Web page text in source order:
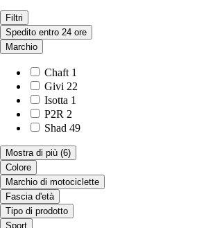
Filtri
Spedito entro 24 ore
Marchio
Chaft 1
Givi 22
Isotta 1
P2R 2
Shad 49
Mostra di più (6)
Colore
Marchio di motociclette
Fascia d'età
Tipo di prodotto
Sport